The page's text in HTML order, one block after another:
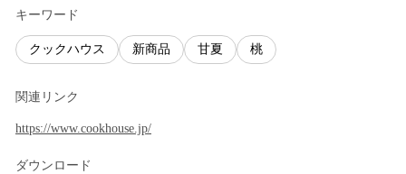
キーワード
クックハウス 新商品 甘夏 桃
関連リンク
https://www.cookhouse.jp/
ダウンロード